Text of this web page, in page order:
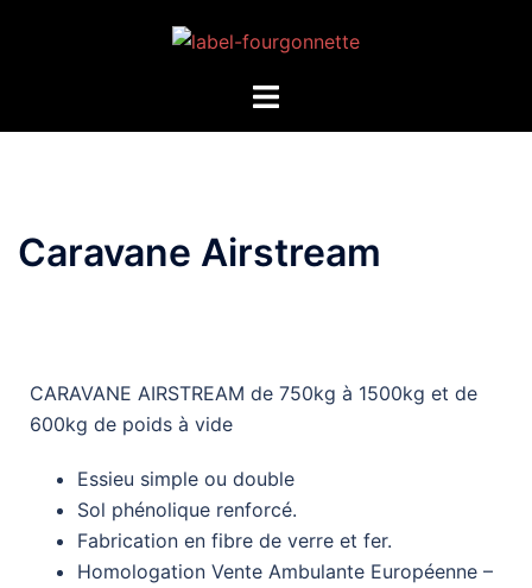
Caravane Airstream
CARAVANE AIRSTREAM de 750kg à 1500kg et de
600kg de poids à vide
Essieu simple ou double
Sol phénolique renforcé.
Fabrication en fibre de verre et fer.
Homologation Vente Ambulante Européenne –